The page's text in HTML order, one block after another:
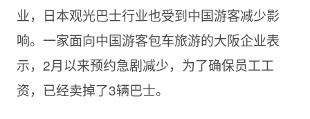
业，日本观光巴士行业也受到中国游客减少影
响。一家面向中国游客包车旅游的大阪企业表
示，2月以来预约急剧减少，为了确保员工工
资，已经卖掉了3辆巴士。